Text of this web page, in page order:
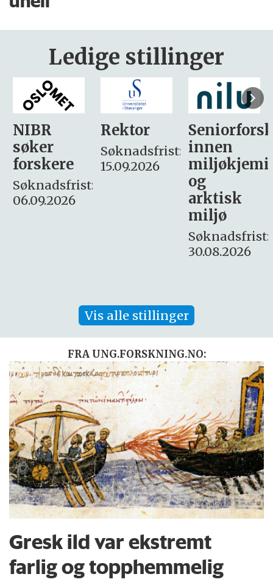
Ledige stillinger
Rektor
Søknadsfrist:
15.09.2026
Seniorforsker
innen
miljøkjemi
søker
– fast
Søknadsfrist:
16. august.
Vis alle stillinger
FRA UNG.FORSKNING.NO:
Gresk ild var ekstremt
farlig og topphemmelig